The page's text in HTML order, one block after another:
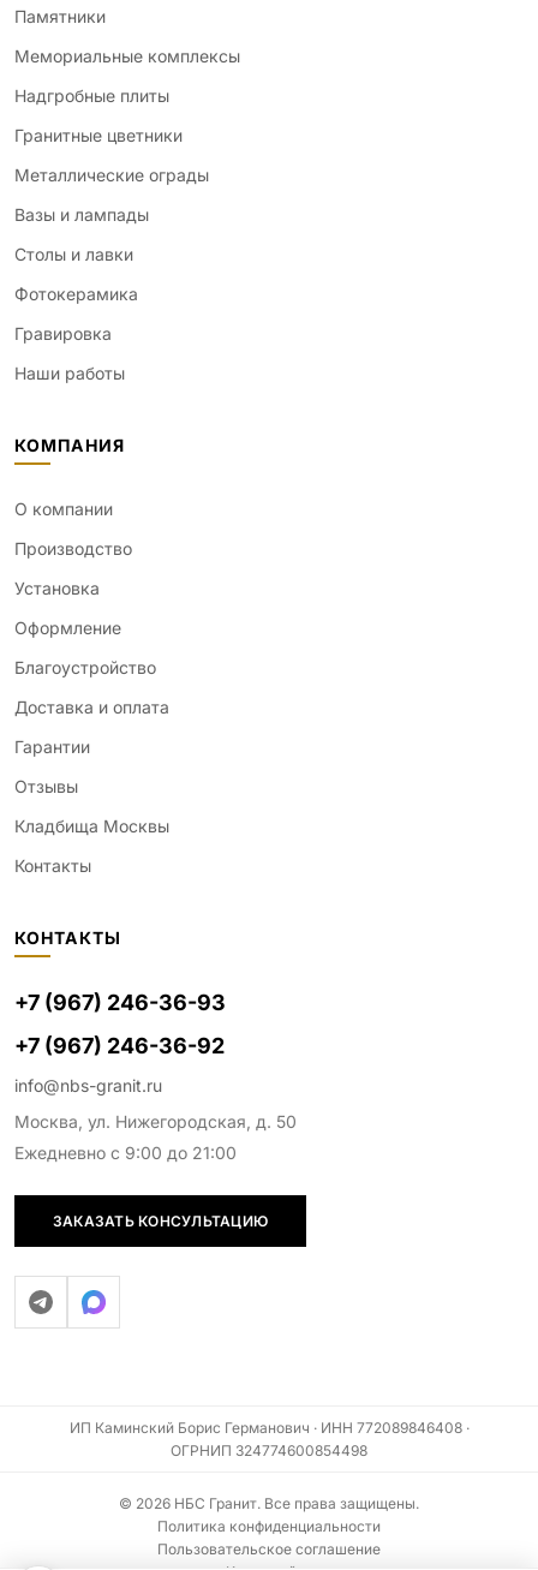
Памятники
Мемориальные комплексы
Надгробные плиты
Гранитные цветники
Металлические ограды
Вазы и лампады
Столы и лавки
Фотокерамика
Гравировка
Наши работы
КОМПАНИЯ
О компании
Производство
Установка
Оформление
Благоустройство
Доставка и оплата
Гарантии
Отзывы
Кладбища Москвы
Контакты
КОНТАКТЫ
+7 (967) 246-36-93
+7 (967) 246-36-92
info@nbs-granit.ru
Москва, ул. Нижегородская, д. 50
Ежедневно с 9:00 до 21:00
ЗАКАЗАТЬ КОНСУЛЬТАЦИЮ
ИП Каминский Борис Германович · ИНН 772089846408 ·
ОГРНИП 324774600854498
© 2026 НБС Гранит. Все права защищены.
Политика конфиденциальности
Пользовательское соглашение